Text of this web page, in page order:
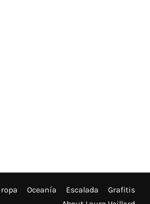
Oceanía Escalada
Grafitis